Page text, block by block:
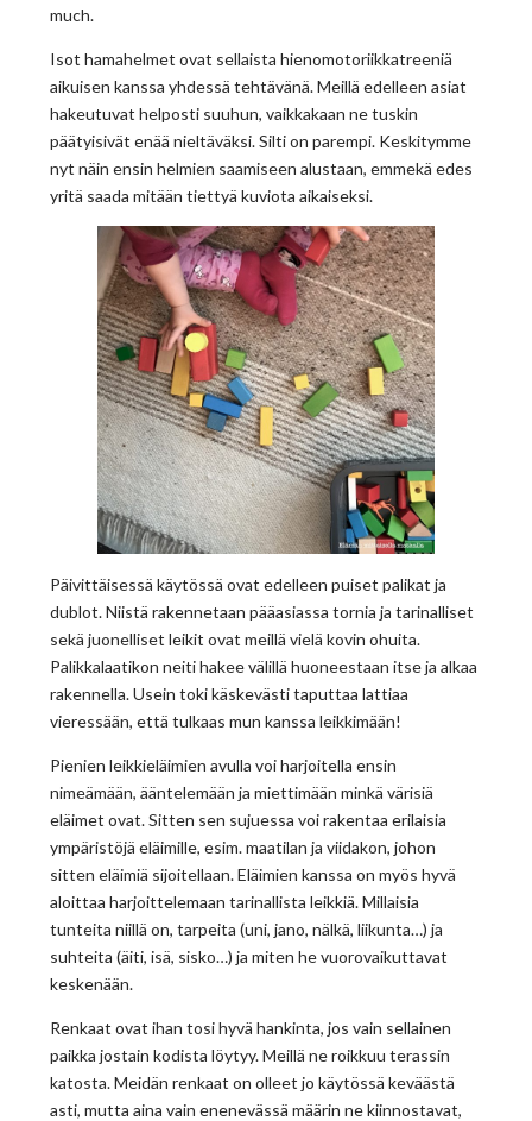
much.
Isot hamahelmet ovat sellaista hienomotoriikkatreeniä
aikuisen kanssa yhdessä tehtävänä. Meillä edelleen asiat
hakeutuvat helposti suuhun, vaikkakaan ne tuskin
päätyisivät enää nieltäväksi. Silti on parempi. Keskitymme
nyt näin ensin helmien saamiseen alustaan, emmekä edes
yritä saada mitään tiettyä kuviota aikaiseksi.
Päivittäisessä käytössä ovat edelleen puiset palikat ja
dublot. Niistä rakennetaan pääasiassa tornia ja tarinalliset
sekä juonelliset leikit ovat meillä vielä kovin ohuita.
Palikkalaatikon neiti hakee välillä huoneestaan itse ja alkaa
rakennella. Usein toki käskevästi taputtaa lattiaa
vieressään, että tulkaas mun kanssa leikkimään!
Pienien leikkieläimien avulla voi harjoitella ensin
nimeämään, ääntelemään ja miettimään minkä värisiä
eläimet ovat. Sitten sen sujuessa voi rakentaa erilaisia
ympäristöjä eläimille, esim. maatilan ja viidakon, johon
sitten eläimiä sijoitellaan. Eläimien kanssa on myös hyvä
aloittaa harjoittelemaan tarinallista leikkiä. Millaisia
tunteita niillä on, tarpeita (uni, jano, nälkä, liikunta…) ja
suhteita (äiti, isä, sisko…) ja miten he vuorovaikuttavat
keskenään.
Renkaat ovat ihan tosi hyvä hankinta, jos vain sellainen
paikka jostain kodista löytyy. Meillä ne roikkuu terassin
katosta. Meidän renkaat on olleet jo käytössä keväästä
asti, mutta aina vain enenevässä määrin ne kiinnostavat,